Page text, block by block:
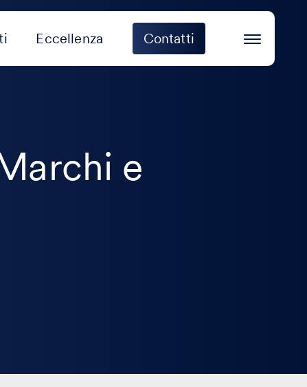
Eccellenza Contatti
e